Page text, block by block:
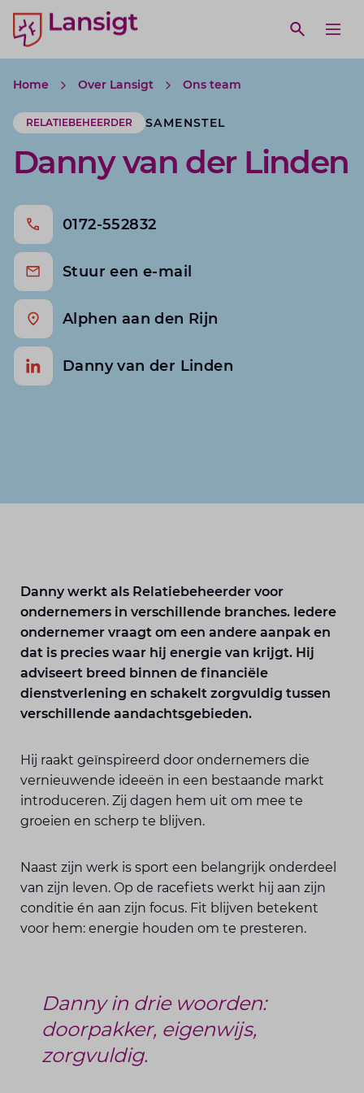
Lansigt Accountants logo
Open
search website
Home Over Lansigt Ons team
RELATIEBEHEERDER SAMENSTEL
Danny van der Linden
0172-552832
Stuur een e-mail
Alphen aan den Rijn
Danny van der Linden
Danny werkt als Relatiebeheerder voor
ondernemers in verschillende branches. Iedere
ondernemer vraagt om een andere aanpak en
dat is precies waar hij energie van krijgt. Hij
adviseert breed binnen de financiële
dienstverlening en schakelt zorgvuldig tussen
verschillende aandachtsgebieden.
Hij raakt geïnspireerd door ondernemers die
vernieuwende ideeën in een bestaande markt
introduceren. Zij dagen hem uit om mee te
groeien en scherp te blijven.
Naast zijn werk is sport een belangrijk onderdeel
van zijn leven. Op de racefiets werkt hij aan zijn
conditie én aan zijn focus. Fit blijven betekent
voor hem: energie houden om te presteren.
Danny in drie woorden:
doorpakker, eigenwijs,
zorgvuldig.